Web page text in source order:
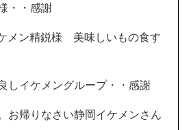
・・感謝
メン精鋭様 美味しいもの食す
しイケメングループ・・感謝
お帰りなさい静岡イケメンさん